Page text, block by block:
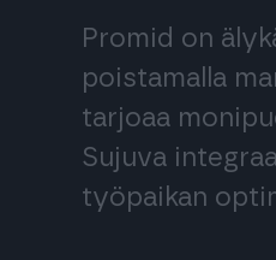
Promid on
poistamalla
tarjoaa
Sujuva
työpaikan
Sopimuskone
Allekirjoitus